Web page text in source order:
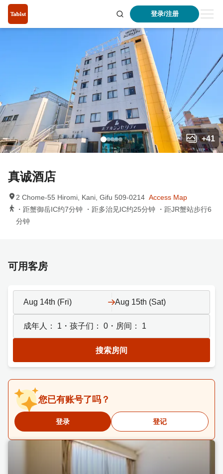
登录/注册
+41
真诚酒店
2 Chome-55 Hiromi, Kani, Gifu 509-0214 Access Map
・距蟹御岳IC约7分钟 ・距多治见IC约25分钟 ・距JR蟹站步行6
分钟
可用客房
Aug 14th (Fri) Aug 15th (Sat)
成年人： 1 ・孩子们： 0 ・房间： 1
搜索房间
您已有账号了吗？
登录 登记